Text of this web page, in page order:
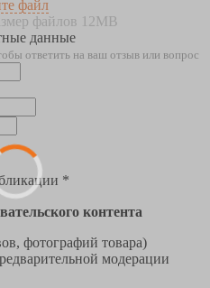
файл
файлов 12MB
данные
ответить на ваш отзыв или вопрос
*
контента
фотографий товара)
модерации